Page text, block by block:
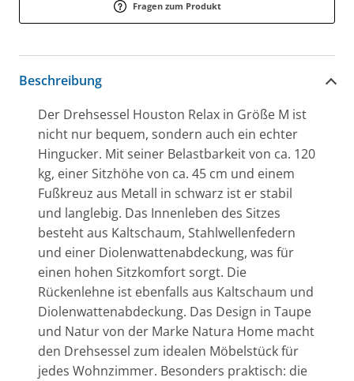
Fragen zum Produkt
Beschreibung
Der Drehsessel Houston Relax in Größe M ist
nicht nur bequem, sondern auch ein echter
Hingucker. Mit seiner Belastbarkeit von ca. 120
kg, einer Sitzhöhe von ca. 45 cm und einem
Fußkreuz aus Metall in schwarz ist er stabil
und langlebig. Das Innenleben des Sitzes
besteht aus Kaltschaum, Stahlwellenfedern
und einer Diolenwattenabdeckung, was für
einen hohen Sitzkomfort sorgt. Die
Rückenlehne ist ebenfalls aus Kaltschaum und
Diolenwattenabdeckung. Das Design in Taupe
und Natur von der Marke Natura Home macht
den Drehsessel zum idealen Möbelstück für
jedes Wohnzimmer. Besonders praktisch: die